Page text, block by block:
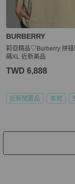
BURBERRY
莉亞精品♡Burberry 拼接
碼XL 近新美品
TWD 6,888
近新閒置品 本地